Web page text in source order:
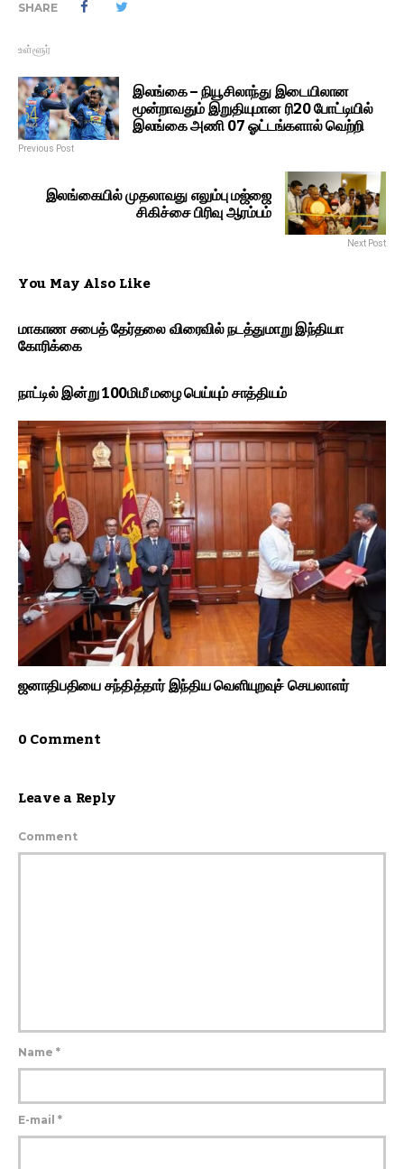
SHARE
உள்ளூர்
இலங்கை – நியூசிலாந்து இடையிலான
மூன்றாவதும் இறுதியுமான ரி20 போட்டியில்
இலங்கை அணி 07 ஓட்டங்களால் வெற்றி
Previous Post
இலங்கையில் முதலாவது எலும்பு மஜ்ஜை
சிகிச்சை பிரிவு ஆரம்பம்
Next Post
You May Also Like
மாகாண சபைத் தேர்தலை விரைவில் நடத்துமாறு இந்தியா
கோரிக்கை
நாட்டில் இன்று 100மிமீ மழை பெய்யும் சாத்தியம்
ஜனாதிபதியை சந்தித்தார் இந்திய வெளியுறவுச் செயலாளர்
0 Comment
Leave a Reply
Comment
Name *
E-mail *